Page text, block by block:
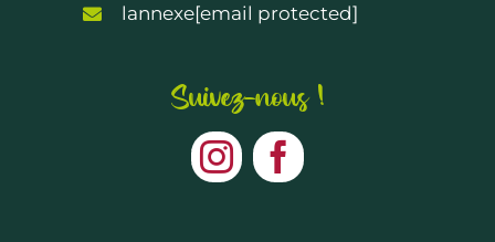
lannexe[email protected]
Suivez-nous !